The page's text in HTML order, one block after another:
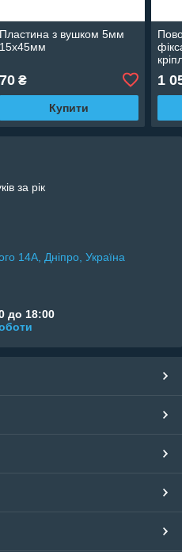
Пластина з вушком 5мм
15х45мм
70₴
Купити
1
за рік
14А, Дніпро, Україна
до 18:00